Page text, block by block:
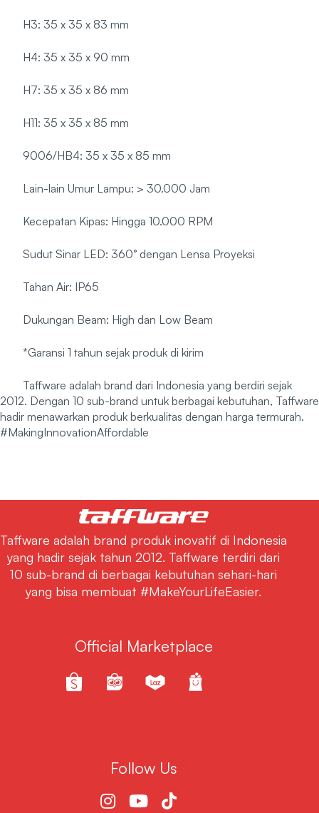
H3: 35 x 35 x 83 mm
H4: 35 x 35 x 90 mm
H7: 35 x 35 x 86 mm
H11: 35 x 35 x 85 mm
9006/HB4: 35 x 35 x 85 mm
Lain-lain Umur Lampu: > 30.000 Jam
Kecepatan Kipas: Hingga 10.000 RPM
Sudut Sinar LED: 360° dengan Lensa Proyeksi
Tahan Air: IP65
Dukungan Beam: High dan Low Beam
*Garansi 1 tahun sejak produk di kirim
Taffware adalah brand dari Indonesia yang berdiri sejak
2012. Dengan 10 sub-brand untuk berbagai kebutuhan, Taffware
hadir menawarkan produk berkualitas dengan harga termurah.
#MakingInnovationAffordable
Taffware adalah brand produk inovatif di Indonesia
yang hadir sejak tahun 2012. Taffware terdiri dari
10 sub-brand di berbagai kebutuhan sehari-hari
yang bisa membuat #MakeYourLifeEasier.
Official Marketplace
Follow Us